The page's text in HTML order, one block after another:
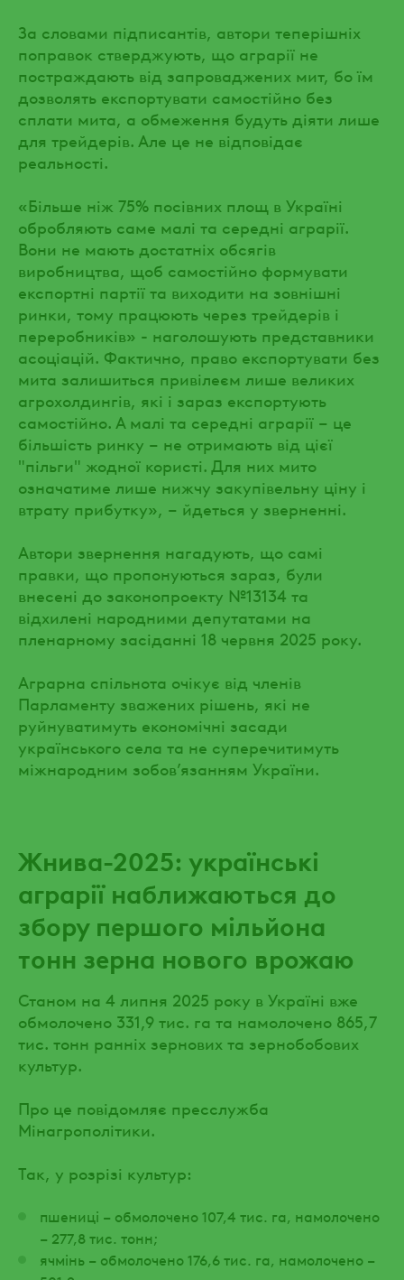
За словами підписантів, автори теперішніх
поправок стверджують, що аграрії не
постраждають від запроваджених мит, бо їм
дозволять експортувати самостійно без
сплати мита, а обмеження будуть діяти лише
для трейдерів. Але це не відповідає
реальності.
«Більше ніж 75% посівних площ в Україні
обробляють саме малі та середні аграрії.
Вони не мають достатніх обсягів
виробництва, щоб самостійно формувати
експортні партії та виходити на зовнішні
ринки, тому працюють через трейдерів і
переробників» - наголошують представники
асоціацій. Фактично, право експортувати без
мита залишиться привілеєм лише великих
агрохолдингів, які і зараз експортують
самостійно. А малі та середні аграрії – це
більшість ринку – не отримають від цієї
"пільги" жодної користі. Для них мито
означатиме лише нижчу закупівельну ціну і
втрату прибутку», – йдеться у зверненні.
Автори звернення нагадують, що самі
правки, що пропонуються зараз, були
внесені до законопроекту №13134 та
відхилені народними депутатами на
пленарному засіданні 18 червня 2025 року.
Аграрна спільнота очікує від членів
Парламенту зважених рішень, які не
руйнуватимуть економічні засади
українського села та не суперечитимуть
міжнародним зобов’язанням України.
Жнива-2025: українські
аграрії наближаються до
збору першого мільйона
тонн зерна нового врожаю
Станом на 4 липня 2025 року в Україні вже
обмолочено 331,9 тис. га та намолочено 865,7
тис. тонн ранніх зернових та зернобобових
культур.
Про це повідомляє пресслужба
Мінагрополітики.
Так, у розрізі культур:
пшениці – обмолочено 107,4 тис. га, намолочено
– 277,8 тис. тонн;
ячмінь – обмолочено 176,6 тис. га, намолочено –